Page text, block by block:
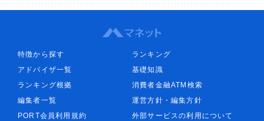
特徴から探す
ランキング
アドバイザ一覧
基礎知識
ランキング根拠
消費者金融ATM検索
編集者一覧
運営方針・編集方針
PORT会員利用規約
外部サービスの利用について